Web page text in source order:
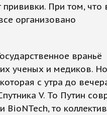
При том, что
организовано
враньё
ученых и медиков. Но
с утра до
V. То Путин
BioNTech, то